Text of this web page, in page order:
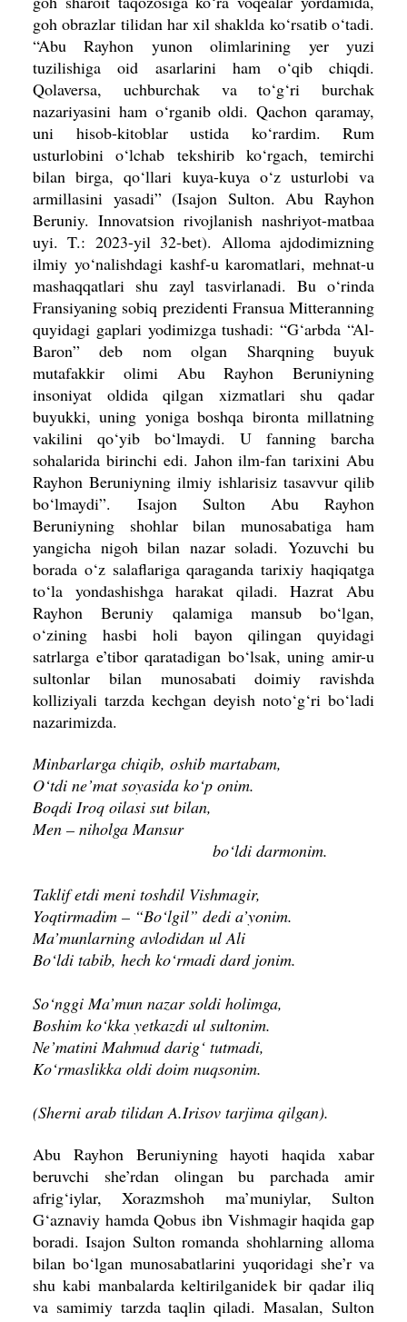
goh obrazlar tilidan har xil shaklda ko‘rsatib o‘tadi.
“Abu Rayhon yunon olimlarining yer yuzi
tuzilishiga oid asarlarini ham o‘qib chiqdi.
Qolaversa, uchburchak va to‘g‘ri burchak
nazariyasini ham o‘rganib oldi. Qachon qaramay,
uni hisob-kitoblar ustida ko‘rardim. Rum
usturlobini o‘lchab tekshirib ko‘rgach, temirchi
bilan birga, qo‘llari kuya-kuya o‘z usturlobi va
armillasini yasadi” (Isajon Sulton. Abu Rayhon
Beruniy. Innovatsion rivojlanish nashriyot-matbaa
uyi. T.: 2023-yil 32-bet). Alloma ajdodimizning
ilmiy yo‘nalishdagi kashf-u karomatlari, mehnat-u
mashaqqatlari shu zayl tasvirlanadi. Bu o‘rinda
Fransiyaning sobiq prezidenti Fransua Mitteranning
quyidagi gaplari yodimizga tushadi: “G‘arbda “Al-
Baron” deb nom olgan Sharqning buyuk
mutafakkir olimi Abu Rayhon Beruniyning
insoniyat oldida qilgan xizmatlari shu qadar
buyukki, uning yoniga boshqa bironta millatning
vakilini qo‘yib bo‘lmaydi. U fanning barcha
sohalarida birinchi edi. Jahon ilm-fan tarixini Abu
Rayhon Beruniyning ilmiy ishlarisiz tasavvur qilib
bo‘lmaydi”. Isajon Sulton Abu Rayhon
Beruniyning shohlar bilan munosabatiga ham
yangicha nigoh bilan nazar soladi. Yozuvchi bu
borada o‘z salaflariga qaraganda tarixiy haqiqatga
to‘la yondashishga harakat qiladi. Hazrat Abu
Rayhon Beruniy qalamiga mansub bo‘lgan,
o‘zining hasbi holi bayon qilingan quyidagi
satrlarga e’tibor qaratadigan bo‘lsak, uning amir-u
sultonlar bilan munosabati doimiy ravishda
kolliziyali tarzda kechgan deyish noto‘g‘ri bo‘ladi
nazarimizda.
Minbarlarga chiqib, oshib martabam,
O‘tdi ne’mat soyasida ko‘p onim.
Boqdi Iroq oilasi sut bilan,
Men – niholga Mansur
bo‘ldi darmonim.
Taklif etdi meni toshdil Vishmagir,
Yoqtirmadim – “Bo‘lgil” dedi a’yonim.
Ma’munlarning avlodidan ul Ali
Bo‘ldi tabib, hech ko‘rmadi dard jonim.
So‘nggi Ma’mun nazar soldi holimga,
Boshim ko‘kka yetkazdi ul sultonim.
Ne’matini Mahmud darig‘ tutmadi,
Ko‘rmaslikka oldi doim nuqsonim.
(Sherni arab tilidan A.Irisov tarjima qilgan).
Abu Rayhon Beruniyning hayoti haqida xabar
beruvchi she’rdan olingan bu parchada amir
afrig‘iylar, Xorazmshoh ma’muniylar, Sulton
G‘aznaviy hamda Qobus ibn Vishmagir haqida gap
boradi. Isajon Sulton romanda shohlarning alloma
bilan bo‘lgan munosabatlarini yuqoridagi she’r va
shu kabi manbalarda keltirilganidek bir qadar iliq
va samimiy tarzda taqlin qiladi. Masalan, Sulton